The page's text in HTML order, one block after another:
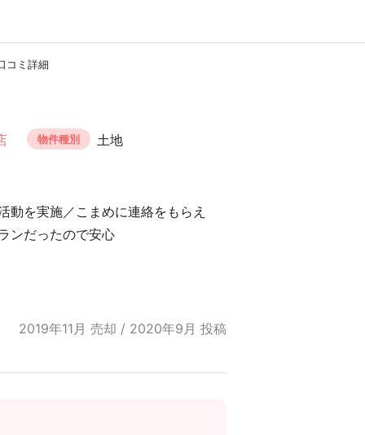
コミ詳細
物件種別 土地
動を実施／こまめに連絡をもらえ
ンだったので安心
2019年11月 売却 / 2020年9月 投稿